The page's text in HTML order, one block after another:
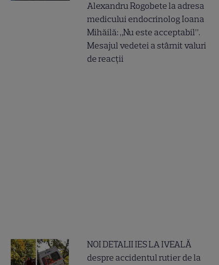
Alexandru Rogobete la adresa
medicului endocrinolog Ioana
Mihăilă: „Nu este acceptabil”.
Mesajul vedetei a stârnit valuri
de reacții
NOI DETALII IES LA IVEALĂ
despre accidentul rutier de la